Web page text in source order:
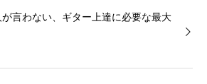
言わない、ギター上達に必要な最大